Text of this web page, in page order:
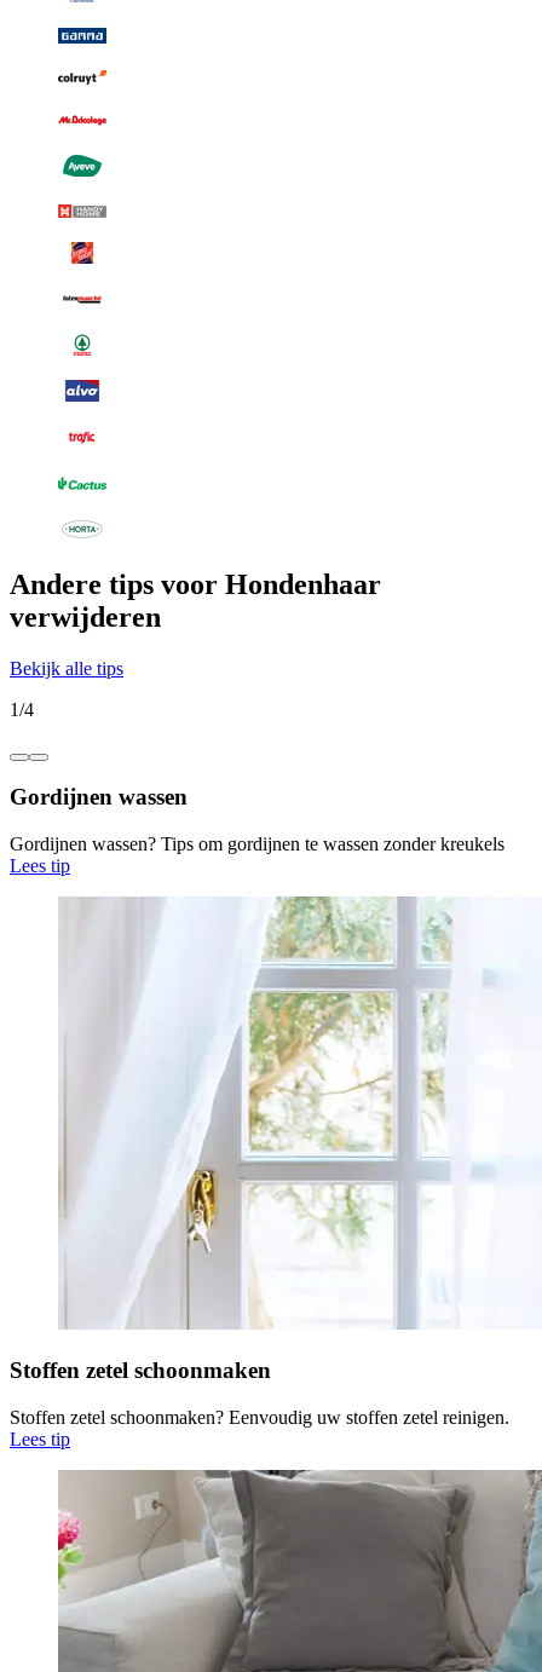
Andere tips voor Hondenhaar
verwijderen
Bekijk alle tips
1/4
Gordijnen wassen
Gordijnen wassen? Tips om gordijnen te wassen zonder kreukels
Lees tip
Stoffen zetel schoonmaken
Stoffen zetel schoonmaken? Eenvoudig uw stoffen zetel reinigen.
Lees tip